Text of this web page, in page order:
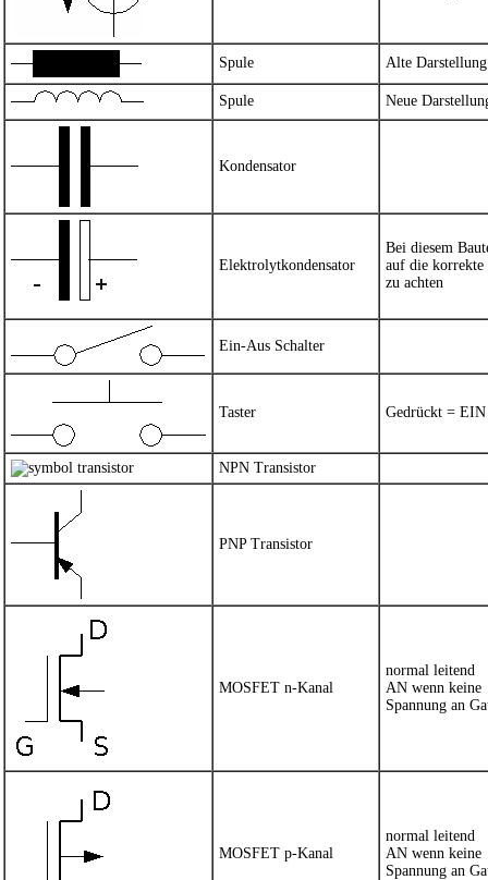
Spule Alte Darstellung
Spule Neue
Kondensator
Elektrolytkondensator
Bei diesem
auf die korrekte
zu achten
Ein-Aus Schalter
Taster Gedrückt = EIN
NPN Transistor
PNP Transistor
MOSFET n-Kanal
normal leitend
AN wenn keine
Spannung an
MOSFET p-Kanal
normal leitend
AN wenn keine
Spannung an